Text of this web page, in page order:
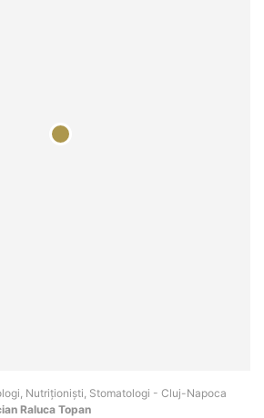
Nutriționiști, Stomatologi - Cluj-Napoca
Raluca Topan